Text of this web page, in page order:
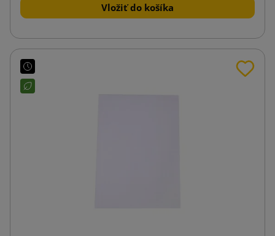
Vložiť do košíka